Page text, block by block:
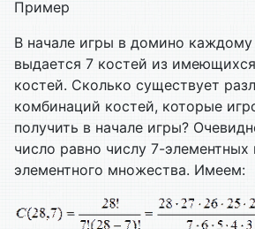
Пример
В начале игры в домино
выдается 7 костей из
костей. Сколько существует
комбинаций костей, которые
получить в начале игры?
число равно числу 7-
элементного множества. Имеем: